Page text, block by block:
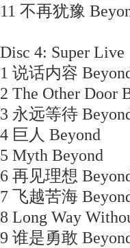
11 不再犹豫
Disc 4: Super Live
1 说话内容
2 The Other Door
3 永远等待
4 巨人 Beyond
5 Myth Beyond
6 再见理想
7 飞越苦海
8 Long Way
9 谁是勇敢